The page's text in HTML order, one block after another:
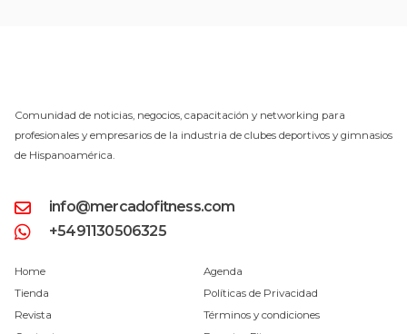
Comunidad de noticias, negocios, capacitación y networking para
profesionales y empresarios de la industria de clubes deportivos y gimnasios
de Hispanoamérica.
info@mercadofitness.com
+5491130506325
Home
Tienda
Revista
Agenda
Políticas de Privacidad
Términos y condiciones